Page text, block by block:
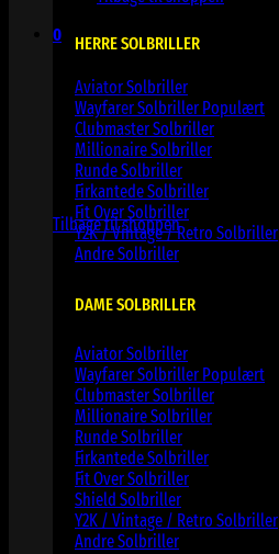
0
Kurv
Ingen varer i kurven.
Tilbage til shoppen
HERRE SOLBRILLER
Aviator Solbriller
Wayfarer Solbriller
Clubmaster Solbriller
Millionaire Solbriller
Runde Solbriller
Firkantede Solbriller
Fit Over Solbriller
Y2K / Vintage / Retro Solbriller
Andre Solbriller
DAME SOLBRILLER
Aviator Solbriller
Wayfarer Solbriller
Clubmaster Solbriller
Millionaire Solbriller
Runde Solbriller
Firkantede Solbriller
Fit Over Solbriller
Shield Solbriller
Y2K / Vintage / Retro Solbriller
Andre Solbriller